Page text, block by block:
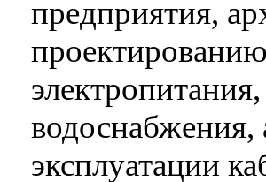
предприятия,
водоснабжения,
эксплуатации